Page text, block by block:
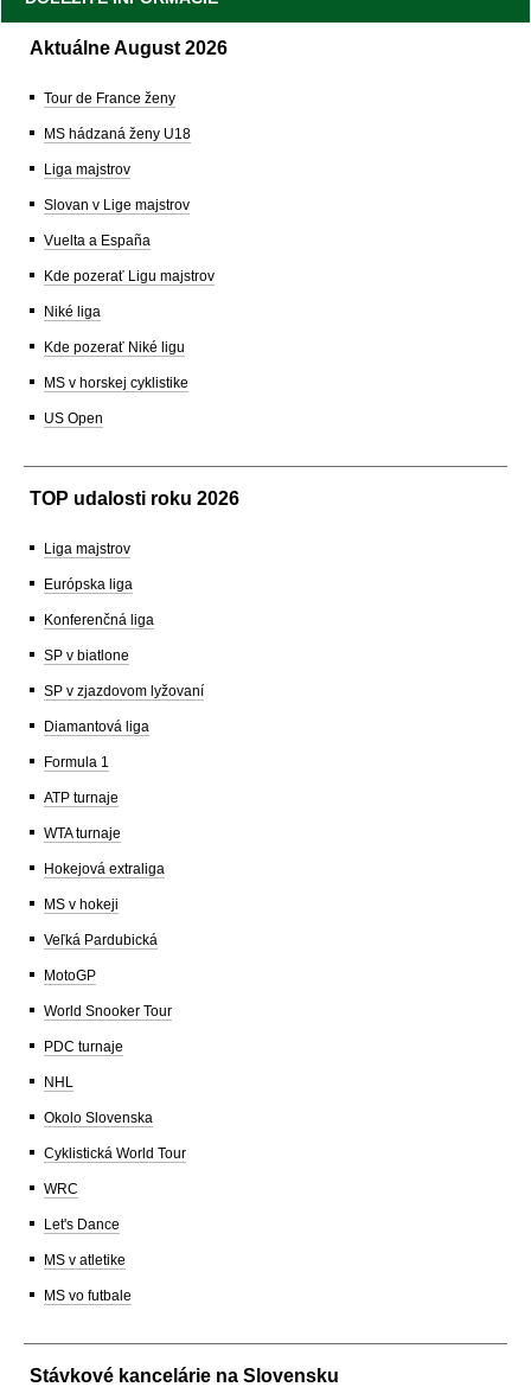
Aktuálne August 2026
Tour de France ženy
MS hádzaná ženy U18
Liga majstrov
Slovan v Lige majstrov
Vuelta a España
Kde pozerať Ligu majstrov
Niké liga
Kde pozerať Niké ligu
MS v horskej cyklistike
US Open
TOP udalosti roku 2026
Liga majstrov
Európska liga
Konferenčná liga
SP v biatlone
SP v zjazdovom lyžovaní
Diamantová liga
Formula 1
ATP turnaje
WTA turnaje
Hokejová extraliga
MS v hokeji
Veľká Pardubická
MotoGP
World Snooker Tour
PDC turnaje
NHL
Okolo Slovenska
Cyklistická World Tour
WRC
Let's Dance
MS v atletike
MS vo futbale
Stávkové kancelárie na Slovensku